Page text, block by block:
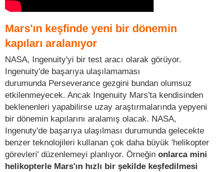
Mars'ın keşfinde yeni bir dönemin
kapıları aralanıyor
NASA, Ingenuity'yi bir test aracı olarak görüyor.
Ingenuity'de başarıya ulaşılamaması
durumunda Perseverance gezgini bundan olumsuz
etkilenmeyecek. Ancak Ingenuity Mars'ta kendisinden
beklenenleri yapabilirse uzay araştırmalarında yepyeni
bir dönemin kapılarını aralamış olacak. NASA,
Ingenuty'de başarıya ulaşılması durumunda gelecekte
benzer teknolojileri kullanan çok daha büyük 'helikopter
görevleri' düzenlemeyi planlıyor. Örneğin onlarca mini
helikopterle Mars'ın hızlı bir şekilde keşfedilmesi